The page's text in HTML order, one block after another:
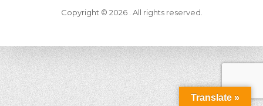
Copyright © 2026 . All rights reserved.
Translate »